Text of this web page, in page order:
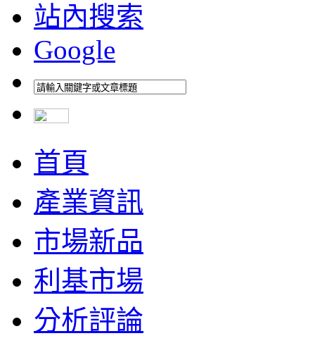
站內搜索
Google
首頁
產業資訊
市場新品
利基市場
分析評論